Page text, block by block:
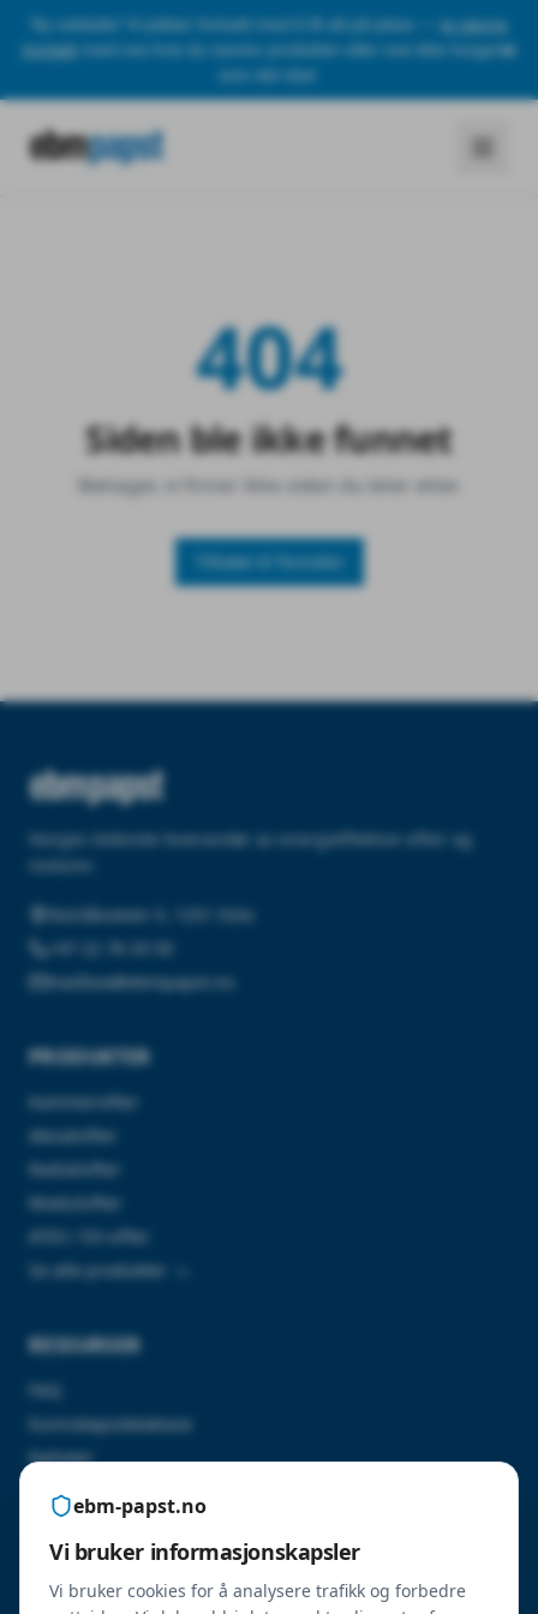
ebm-papst.no
Vi bruker informasjonskapsler
Vi bruker cookies for å analysere trafikk og forbedre
Ny nettside! Vi jobber fortsatt med å få alt på plass —
ta gjerne
kontakt
med oss hvis du savner produkter eller noe ikke fungerer
som det skal.
404
Siden ble ikke funnet
Beklager, vi finner ikke siden du leter etter.
Tilbake til forsiden
Norges ledende leverandør av energieffektive vifter og
motorer.
Nordåsveien 5, 1251 Oslo
+47 22 76 33 50
mailbox@ebmpapst.no
PRODUKTER
Kammervifter
Aksialvifter
Radialvifter
Modulvifter
ATEX / EX-vifter
Se alle produkter →
RESSURSER
FAQ
Kunnskapsdatabase
Nyheter
Kontakt oss
SERTIFISERINGER